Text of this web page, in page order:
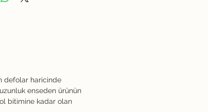
defolar haricinde
enseden ürünün
bitimine kadar olan